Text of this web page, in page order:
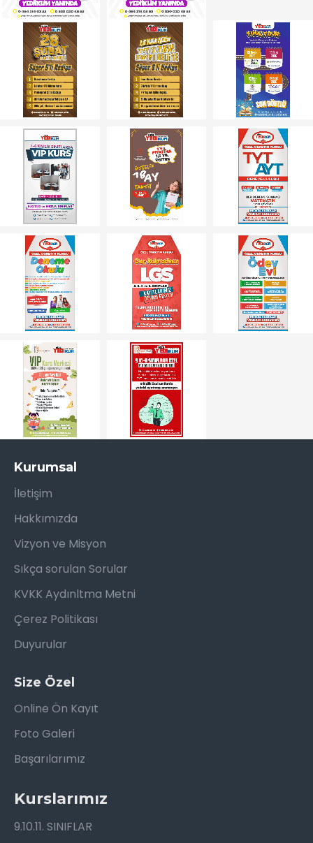
Kurumsal
İletişim
Hakkımızda
Vizyon ve Misyon
Sıkça sorulan Sorular
KVKK Aydınltma Metni
Çerez Politikası
Duyurular
Size Özel
Online Ön Kayıt
Foto Galeri
Başarılarımız
Kurslarımız
9.10.11. SINIFLAR